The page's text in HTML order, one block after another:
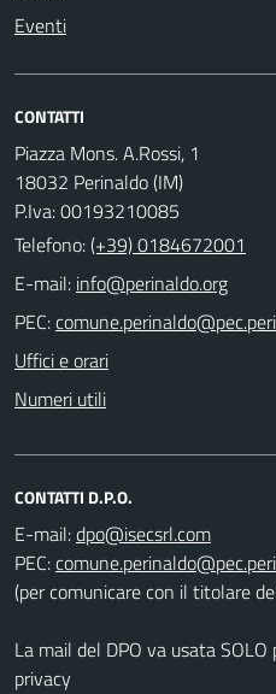
Eventi
CONTATTI
Piazza Mons. A.Rossi, 1
18032 Perinaldo (IM)
P.Iva: 00193210085
Telefono:(+39) 0184672001
E-mail:
PEC:
Uffici e orari
Numeri utili
CONTATTI D.P.O.
E-mail:
PEC:
(per comunicare con il titolare
La mail del DPO va usata
privacy